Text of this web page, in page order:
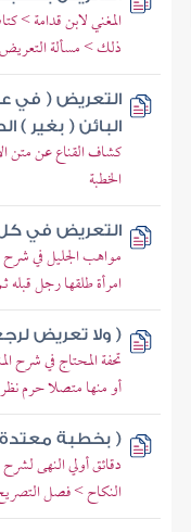
المغني لابن قدامة >
ذلك > مسألة التعريض
التعريض ( في
البائن ( بغير )
كشاف القناع عن متن
الخطبة
التعريض في
مواهب الجليل في
امرأة طلقها رجل قبله
( ولا تعريض
تحفة المحتاج في شرح
أو منها متصلا حرم
( بخطبة
دقائق أولي النهى
النكاح > فصل